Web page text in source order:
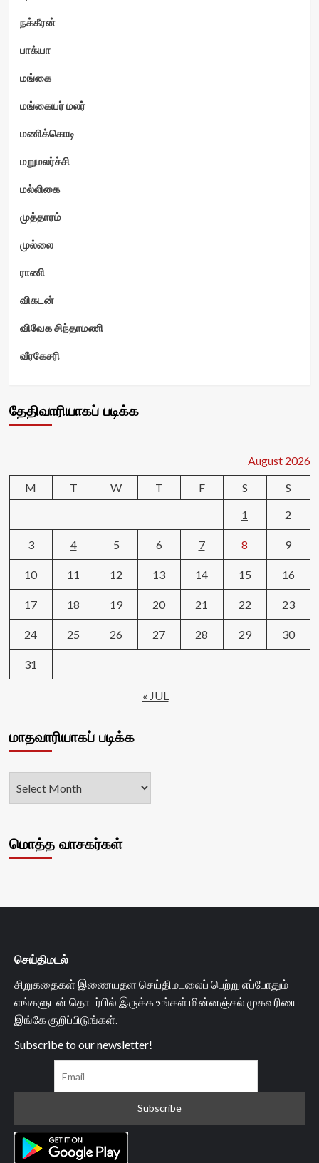
நக்கீரன்
பாக்யா
மங்கை
மங்கையர் மலர்
மணிக்கொடி
மறுமலர்ச்சி
மல்லிகை
முத்தாரம்
முல்லை
ராணி
விகடன்
விவேக சிந்தாமணி
வீரகேசரி
தேதிவாரியாகப் படிக்க
August 2026
M
T W T F S
S
1
2
3 4 5 6 7 8 9
10 11 12 13 14 15 16
17 18 19 20 21 22 23
24 25 26 27 28 29 30
31
« JUL
மாதவாரியாகப் படிக்க
மொத்த வாசகர்கள்
செய்திமடல்
சிறுகதைகள் இணையதள செய்திமடலைப் பெற்று எப்போதும்
எங்களுடன் தொடர்பில் இருக்க உங்கள் மின்னஞ்சல் முகவரியை
இங்கே குறிப்பிடுங்கள்.
Subscribe to our newsletter!